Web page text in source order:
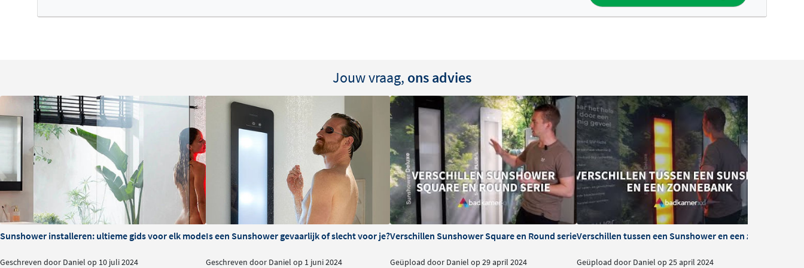
Licht speelt een centrale rol bij uw gezondheid en vitaliteit. Dat merkt u vast wel: in
de zomer kunt u meer aan en bent u vrolijker. In de winter kunt u vaker last hebben
van een dip.
Licht geeft energie en kan uw klachten verlichten. Verwarmend infrarood en laag
gedoseerd UV-licht van Sunshower® geven u net als zonlicht een fitter gevoel.
Uw dagelijkse doucheritueel aangevuld met laag gedoseerd UV-licht ondersteunt uw
mentale conditie. Het verzacht of voorkomt een (winter)dip.
Laag gedoseerd UV-licht van Sunshower® heeft een positief effect op uw welzijn,
Jouw vraag, ons advies
Sunshower installeren: ultieme gids voor elk model
Geschreven door Daniel op 10 juli 2024
Is een Sunshower gevaarlijk of slecht voor je?
Geschreven door Daniel op 1 juni 2024
Verschillen Sunshower Square en Round serie
Geüpload door Daniel op 29 april 2024
Verschillen tussen een Sunshower en een zonnebank
Geüpload door Daniel op 25 april 2024